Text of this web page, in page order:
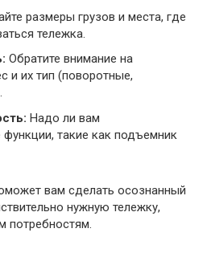
размеры грузов и места, где
тележка.
Обратите внимание на
и их тип (поворотные,
Надо ли вам
такие как подъемник
вам сделать осознанный
нужную тележку,
потребностям.